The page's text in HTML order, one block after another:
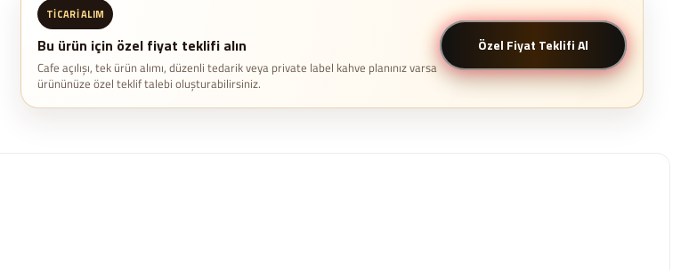
TICARI ALIM
Bu ürün için özel fiyat teklifi alın
Cafe açılışı, tek ürün alımı, düzenli tedarik veya private label kahve planınız varsa
ürününüze özel teklif talebi oluşturabilirsiniz.
Özel Fiyat Teklifi Al